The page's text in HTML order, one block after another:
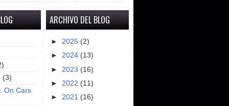
(3)
On Cars
ARCHIVO DEL BLOG
► 2025 (2)
► 2024 (13)
► 2023 (16)
► 2022 (11)
► 2021 (16)